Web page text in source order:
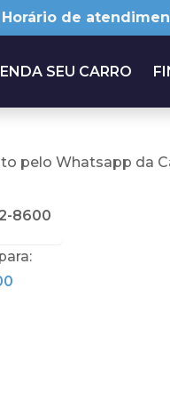
Horário de
SEU CARRO
pelo Whatsapp da
8600